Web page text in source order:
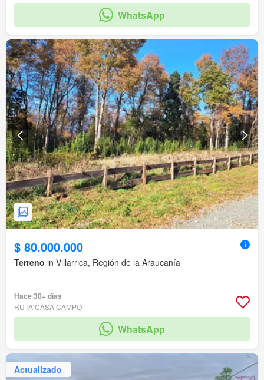
WhatsApp
$ 80.000.000
Terreno in Villarrica, Región de la Araucanía
Hace 30+ días
RUTA CASA CAMPO
WhatsApp
Actualizado